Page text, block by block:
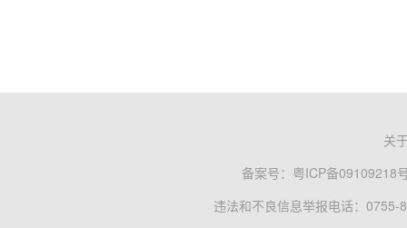
关
备案号： 粤ICP备09109218
违法和不良信息举报电话：0755-